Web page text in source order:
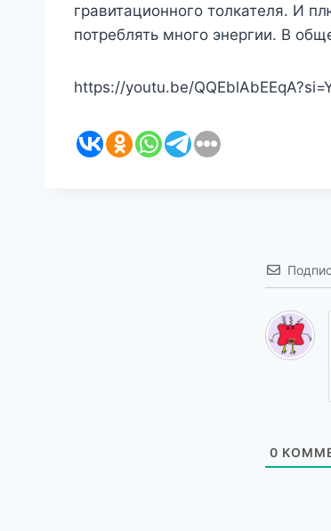
гравитационного толкателя. И
потреблять много энергии. В
https://youtu.be/
0